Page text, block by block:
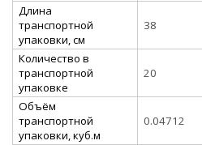
Длина
транспортной
упаковки, см
38
Количество в
транспортной
упаковке
20
Объём
транспортной
упаковки, куб.м
0.04712